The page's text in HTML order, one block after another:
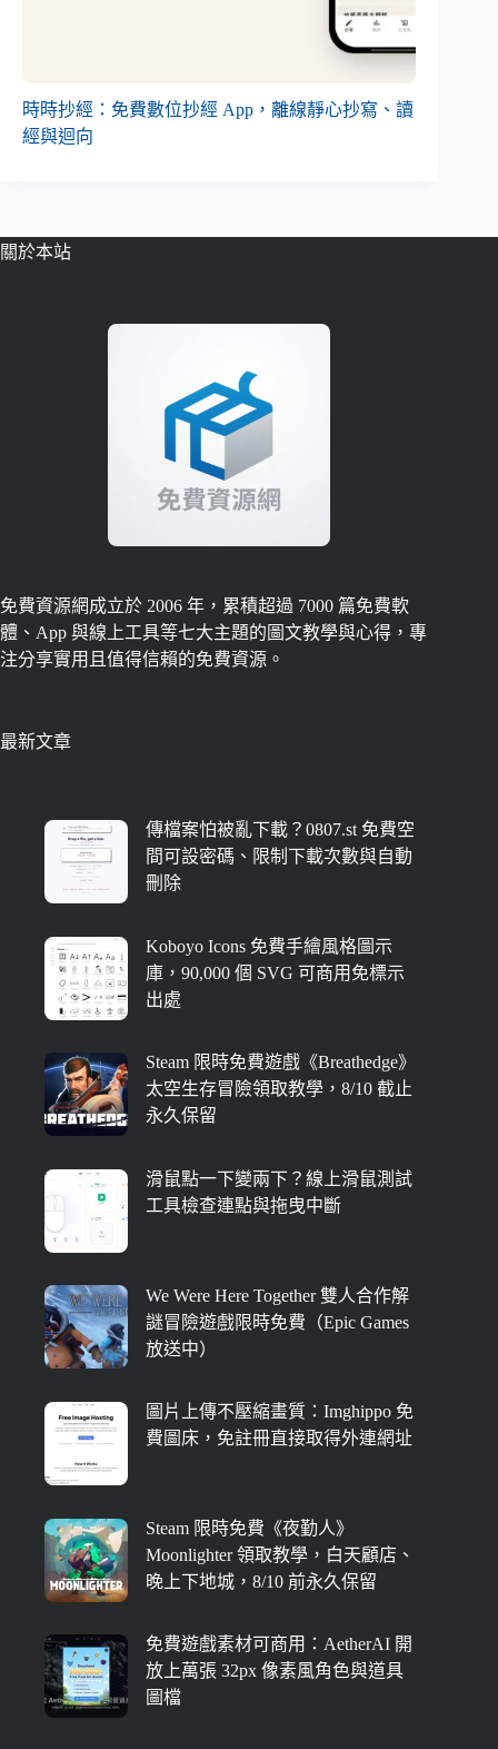
時時抄經：免費數位抄經 App，離線靜心抄寫、讀
經與迴向
關於本站
免費資源網成立於 2006 年，累積超過 7000 篇免費軟
體、App 與線上工具等七大主題的圖文教學與心得，專
注分享實用且值得信賴的免費資源。
最新文章
傳檔案怕被亂下載？0807.st 免費空
間可設密碼、限制下載次數與自動
刪除
Koboyo Icons 免費手繪風格圖示
庫，90,000 個 SVG 可商用免標示
出處
Steam 限時免費遊戲《Breathedge》
太空生存冒險領取教學，8/10 截止
永久保留
滑鼠點一下變兩下？線上滑鼠測試
工具檢查連點與拖曳中斷
We Were Here Together 雙人合作解
謎冒險遊戲限時免費（Epic Games
放送中）
圖片上傳不壓縮畫質：Imghippo 免
費圖床，免註冊直接取得外連網址
Steam 限時免費《夜勤人》
Moonlighter 領取教學，白天顧店、
晚上下地城，8/10 前永久保留
免費遊戲素材可商用：AetherAI 開
放上萬張 32px 像素風角色與道具
圖檔